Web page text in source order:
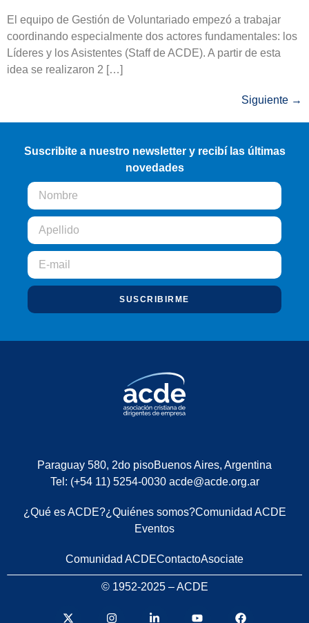
El equipo de Gestión de Voluntariado empezó a trabajar
coordinando especialmente dos actores fundamentales: los
Líderes y los Asistentes (Staff de ACDE). A partir de esta
idea se realizaron 2 […]
Siguiente →
Suscribite a nuestro newsletter y recibí las últimas
novedades
SUSCRIBIRME
Paraguay 580, 2do pisoBuenos Aires, Argentina
Tel: (+54 11) 5254-0030 acde@acde.org.ar
¿Qué es ACDE?¿Quiénes somos?Comunidad ACDE
Eventos
Comunidad ACDEContactoAsociate
© 1952-2025 – ACDE